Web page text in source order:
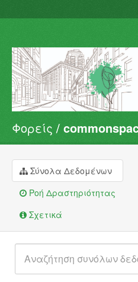
Σύνολα Δεδομένων
Φορείς
Ομάδες
Σχετικά
Φορείς
Σύνολα Δεδομένων
Ροή Δραστηριότητας
Σχετικά